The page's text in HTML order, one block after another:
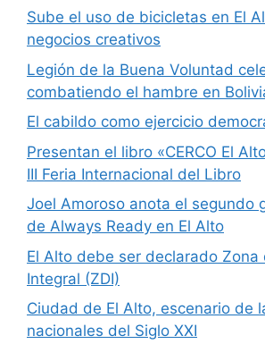
Sube el uso de bicicletas en El
negocios creativos
Legión de la Buena Voluntad
combatiendo el hambre en
El cabildo como ejercicio
Presentan el libro «CERCO El
III Feria Internacional del Libro
Joel Amoroso anota el segundo
de Always Ready en El Alto
El Alto debe ser declarado Zona
Integral (ZDI)
Ciudad de El Alto, escenario de
nacionales del Siglo XXI